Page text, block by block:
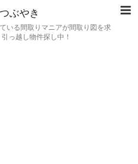
ぶやき
いる間取りマニアが間取り図を求
っ越し物件探し中！